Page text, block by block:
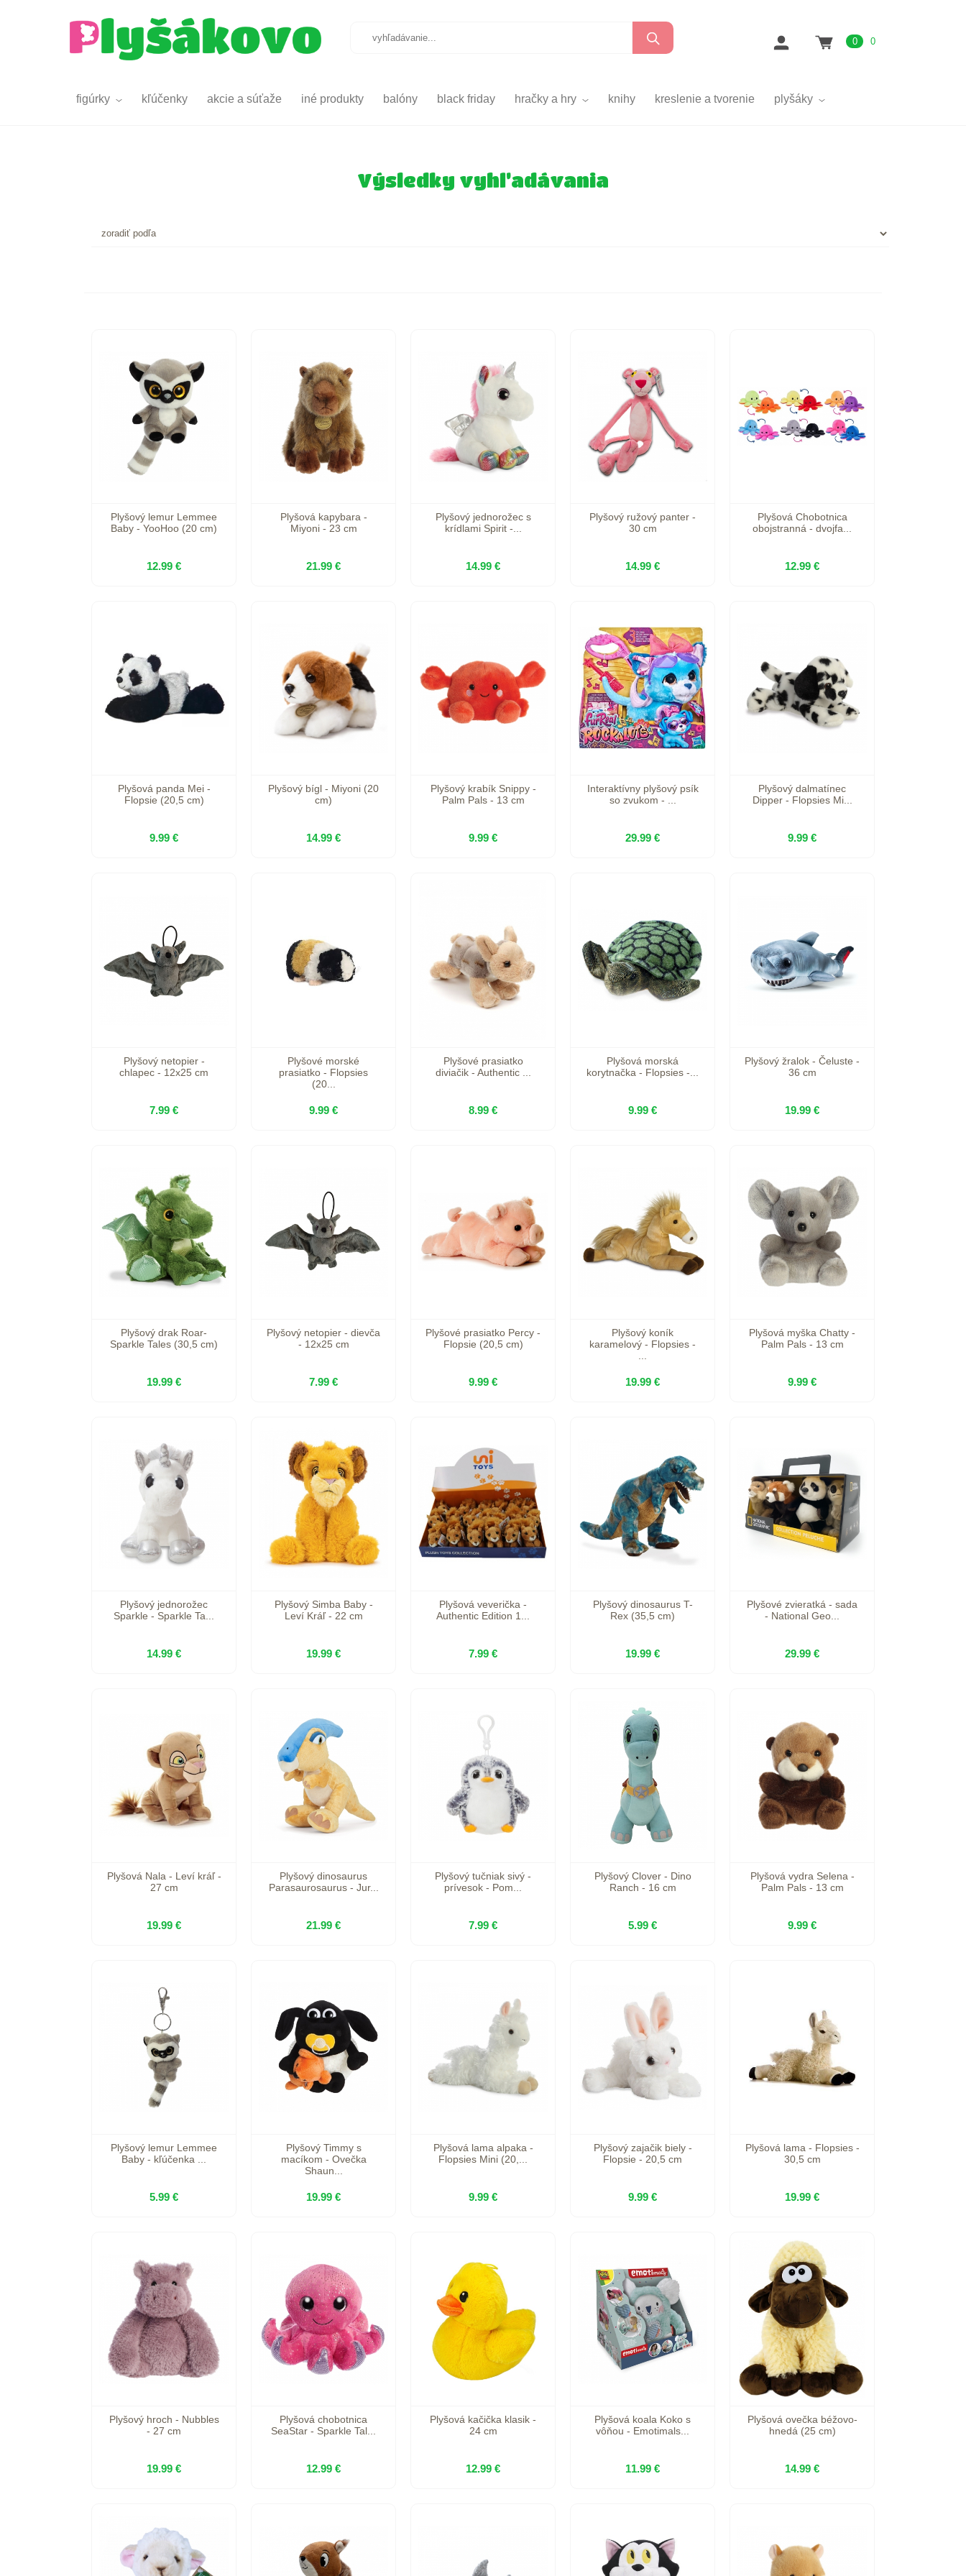
0 0
figúrky kľúčenky akcie a súťaže iné produkty balóny black friday hračky a hry knihy kreslenie a tvorenie plyšáky
Výsledky vyhľadávania
Plyšový lemur Lemmee
Baby - YooHoo (20 cm)
12.99 €
Plyšová kapybara -
Miyoni - 23 cm
21.99 €
Plyšový jednorožec s
krídlami Spirit -...
14.99 €
Plyšový ružový panter -
30 cm
14.99 €
Plyšová Chobotnica
obojstranná - dvojfa...
12.99 €
Plyšová panda Mei -
Flopsie (20,5 cm)
9.99 €
Plyšový bígl - Miyoni (20
cm)
14.99 €
Plyšový krabík Snippy -
Palm Pals - 13 cm
9.99 €
Interaktívny plyšový psík
so zvukom - ...
29.99 €
Plyšový dalmatínec
Dipper - Flopsies Mi...
9.99 €
Plyšový netopier -
chlapec - 12x25 cm
7.99 €
Plyšové morské
prasiatko - Flopsies
(20...
9.99 €
Plyšové prasiatko
diviačik - Authentic ...
8.99 €
Plyšová morská
korytnačka - Flopsies -...
9.99 €
Plyšový žralok - Čeluste -
36 cm
19.99 €
Plyšový drak Roar-
Sparkle Tales (30,5 cm)
19.99 €
Plyšový netopier - dievča
- 12x25 cm
7.99 €
Plyšové prasiatko Percy -
Flopsie (20,5 cm)
9.99 €
Plyšový koník
karamelový - Flopsies -
19.99 €
Plyšová myška Chatty -
Palm Pals - 13 cm
9.99 €
Plyšový jednorožec
Sparkle - Sparkle Ta...
14.99 €
Plyšový Simba Baby -
Leví Kráľ - 22 cm
19.99 €
Plyšová veverička -
Authentic Edition 1...
7.99 €
Plyšový dinosaurus T-
Rex (35,5 cm)
19.99 €
Plyšové zvieratká - sada
- National Geo...
29.99 €
Plyšová Nala - Leví kráľ -
27 cm
19.99 €
Plyšový dinosaurus
Parasaurosaurus - Jur...
21.99 €
Plyšový tučniak sivý -
prívesok - Pom...
7.99 €
Plyšový Clover - Dino
Ranch - 16 cm
5.99 €
Plyšová vydra Selena -
Palm Pals - 13 cm
9.99 €
Plyšový lemur Lemmee
Baby - kľúčenka ...
5.99 €
Plyšový Timmy s
macíkom - Ovečka
Shaun...
19.99 €
Plyšová lama alpaka -
Flopsies Mini (20,...
9.99 €
Plyšový zajačik biely -
Flopsie - 20,5 cm
9.99 €
Plyšová lama - Flopsies -
30,5 cm
19.99 €
Plyšový hroch - Nubbles
- 27 cm
19.99 €
Plyšová chobotnica
SeaStar - Sparkle Tal...
12.99 €
Plyšová kačička klasik -
24 cm
12.99 €
Plyšová koala Koko s
vôňou - Emotimals...
11.99 €
Plyšová ovečka béžovo-
hnedá (25 cm)
14.99 €